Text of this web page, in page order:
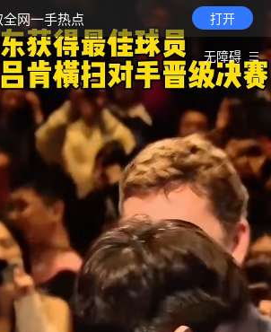
全网一手热点 打开
无障碍